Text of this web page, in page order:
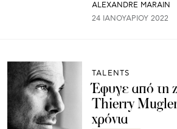
ALEXANDRE MARAIN
24 ΙΑΝΟΥΑΡΊΟΥ 2022
TALENTS
Έφυγε από τη
Thierry
χρόνια